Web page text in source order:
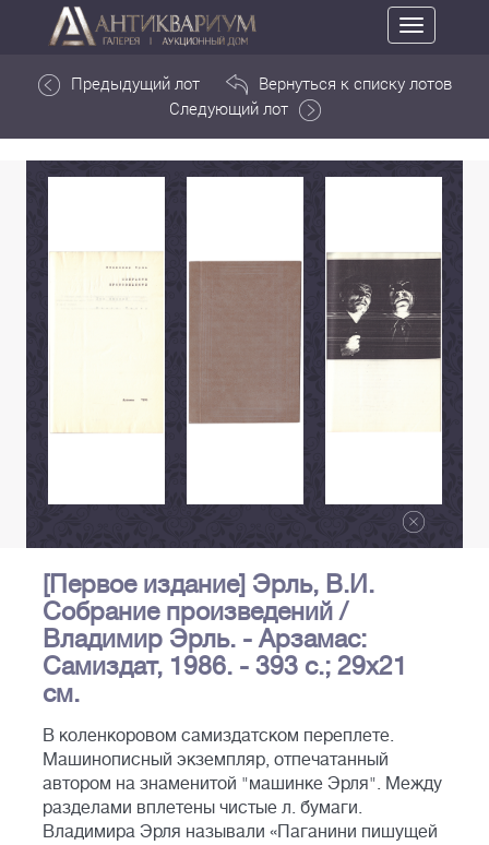
Toggle
navigation
Предыдущий лот
Вернуться к списку лотов
Следующий лот
[Первое издание] Эрль, В.И.
Собрание произведений /
Владимир Эрль. - Арзамас:
Самиздат, 1986. - 393 с.; 29х21
см.
В коленкоровом самиздатском переплете.
Машинописный экземпляр, отпечатанный
автором на знаменитой "машинке Эрля". Между
разделами вплетены чистые л. бумаги.
Владимира Эрля называли «Паганини пишущей